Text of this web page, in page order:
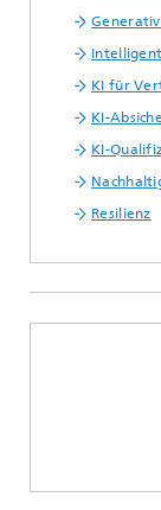
KI für
KI-
KI-
Resilienz